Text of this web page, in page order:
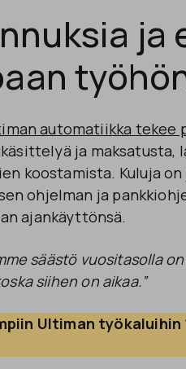
ja
automatiikka tekee
ja maksatusta,
koostamista. Kuluja
ohjelman ja
ajankäyttönsä.
säästö vuositasolla
siihen on aikaa.”
Ultiman työkaluihin